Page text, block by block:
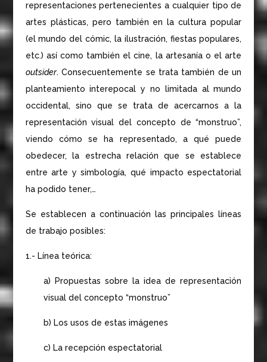
representaciones pertenecientes a cualquier tipo de
artes plásticas, pero también en la cultura popular
(el mundo del cómic, la ilustración, fiestas populares,
etc.) así como también el cine, la artesanía o el arte
outsider. Consecuentemente se trata también de un
planteamiento interepocal y no limitada al mundo
occidental, sino que se trata de acercarnos a la
representación visual del concepto de “monstruo”,
viendo cómo se ha representado, a qué puede
obedecer, la estrecha relación que se establece
entre arte y simbología, qué impacto espectatorial
ha podido tener,…
Se establecen a continuación las principales líneas
de trabajo posibles:
1.- Línea teórica:
a) Propuestas sobre la idea de representación
visual del concepto “monstruo”
b) Los usos de estas imágenes
c) La recepción espectatorial